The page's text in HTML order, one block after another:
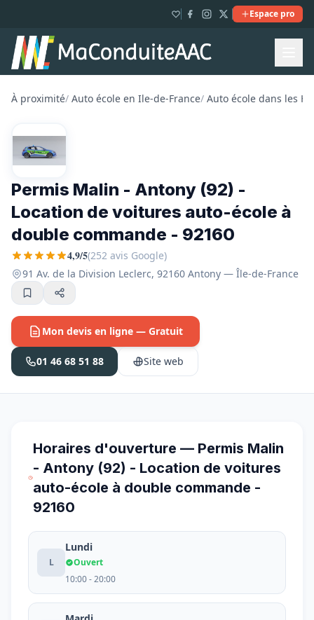
Espace pro
À proximité/ Auto école en Ile-de-France/ Auto école dans les
Permis Malin - Antony (92) -
Location de voitures auto-école à
double commande - 92160
4,9/5(252 avis Google)
91 Av. de la Division Leclerc, 92160 Antony — Île-de-France
Mon devis en ligne — Gratuit
01 46 68 51 88 Site web
Horaires d'ouverture — Permis Malin
- Antony (92) - Location de voitures
auto-école à double commande -
92160
L
Lundi
Ouvert
10:00 - 20:00